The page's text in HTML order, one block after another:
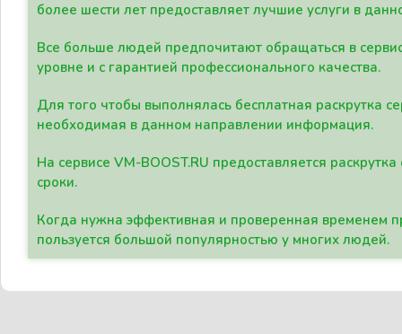
более шести лет предоставляет лучшие услуги в
Все больше людей предпочитают обращаться в
уровне и с гарантией профессионального качества.
Для того чтобы выполнялась бесплатная раскрутка
необходимая в данном направлении информация.
На сервисе VM-BOOST.RU предоставляется
сроки.
Когда нужна эффективная и проверенная временем
пользуется большой популярностью у многих людей.